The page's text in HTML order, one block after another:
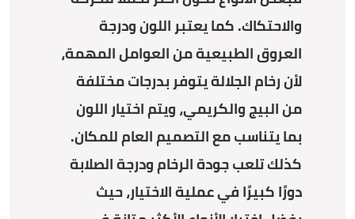
والاحتكاك. كما يعتبر اللون ودرجة
العروق الطبيعية من العوامل المهمة،
لأن رخام الجلالة يتوفر بدرجات مختلفة
من البيج والكريمي، ويتم اختيار اللون
بما يتناسب مع التصميم العام للمكان.
كذلك تلعب جودة الرخام ودرجة الصلابة
دورًا كبيرًا في عملية الاختيار، حيث